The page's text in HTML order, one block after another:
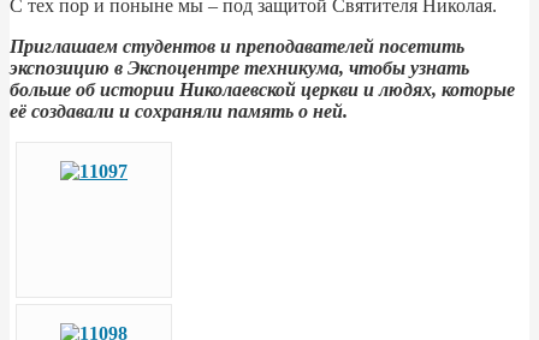
С тех пор и поныне мы – под защитой Святителя Николая.
Приглашаем студентов и преподавателей посетить
экспозицию в Экспоцентре техникума, чтобы узнать
больше об истории Николаевской церкви и людях, которые
её создавали и сохраняли память о ней.